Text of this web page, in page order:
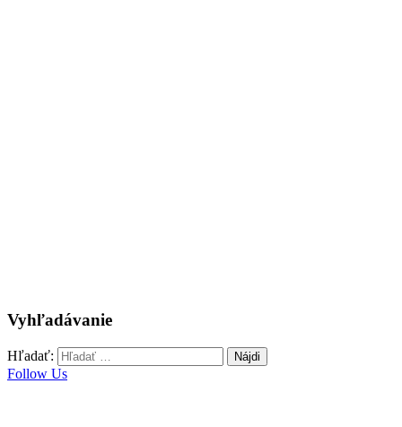
Vyhľadávanie
Hľadať:
Follow Us